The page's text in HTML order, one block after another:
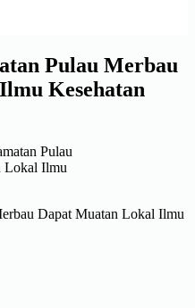
Pulau Merbau
Kesehatan
Dapat Muatan Lokal Ilmu